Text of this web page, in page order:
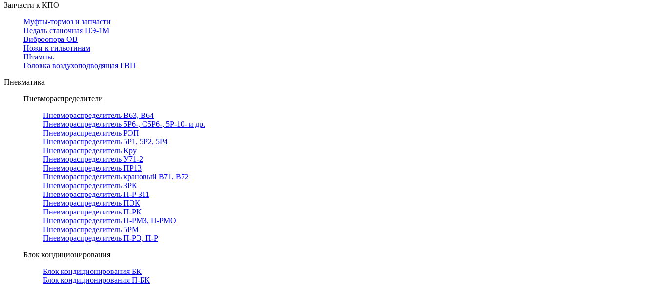
Запчасти к КПО
Муфты-тормоз и запчасти
Педаль станочная ПЭ-1М
Виброопора ОВ
Ножи к гильотинам
Штампы.
Головка воздухоподводящая ГВП
Пневматика
Пневмораспределители
Пневмораспределитель В63, В64
Пневмораспределитель 5Р6-, С5Р6-, 5Р-10- и др.
Пневмораспределитель РЭП
Пневмораспределитель 5Р1, 5Р2, 5Р4
Пневмораспределитель Кру
Пневмораспределитель У71-2
Пневмораспределитель ПР13
Пневмораспределитель крановый В71, В72
Пневмораспределитель 3РК
Пневмораспределитель П-Р 311
Пневмораспределитель ПЭК
Пневмораспределитель П-РК
Пневмораспределитель П-РМЗ, П-РМО
Пневмораспределитель 5РМ
Пневмораспределитель П-РЭ, П-Р
Блок кондиционирования
Блок кондиционирования БК
Блок кондиционирования П-БК